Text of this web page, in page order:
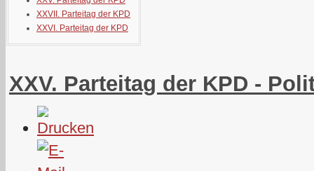
XXVII. Parteitag der KPD
XXVI. Parteitag der KPD
XXV. Parteitag der KPD -